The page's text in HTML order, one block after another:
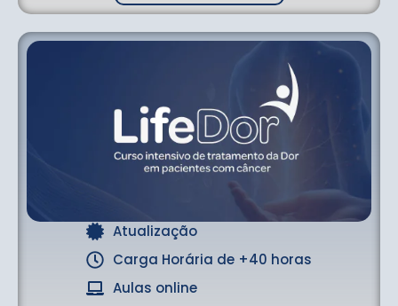
Atualização
Carga Horária de +40 horas
Aulas online